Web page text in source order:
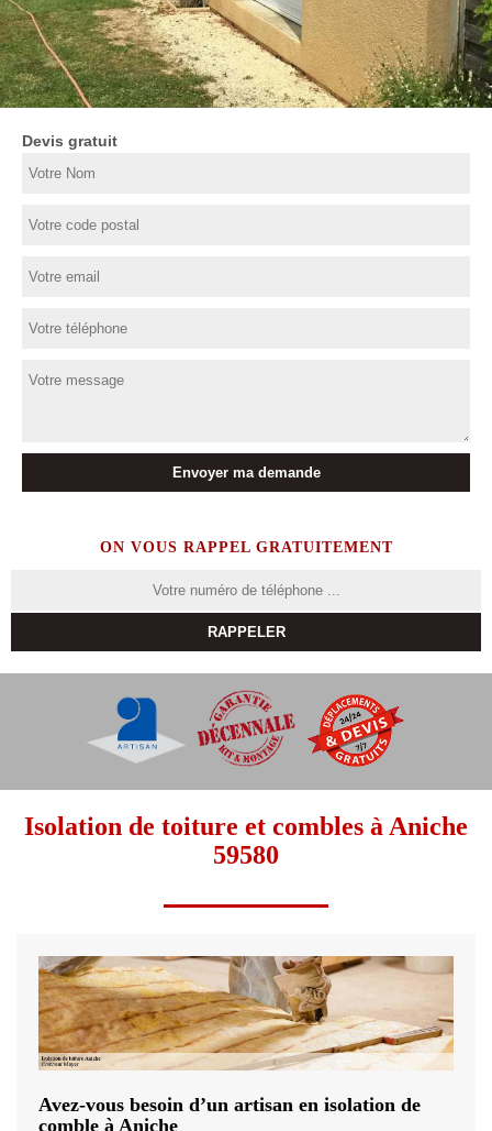
Devis gratuit
ON VOUS RAPPEL GRATUITEMENT
Isolation de toiture et combles à Aniche
59580
Avez-vous besoin d’un artisan en isolation de
comble à Aniche